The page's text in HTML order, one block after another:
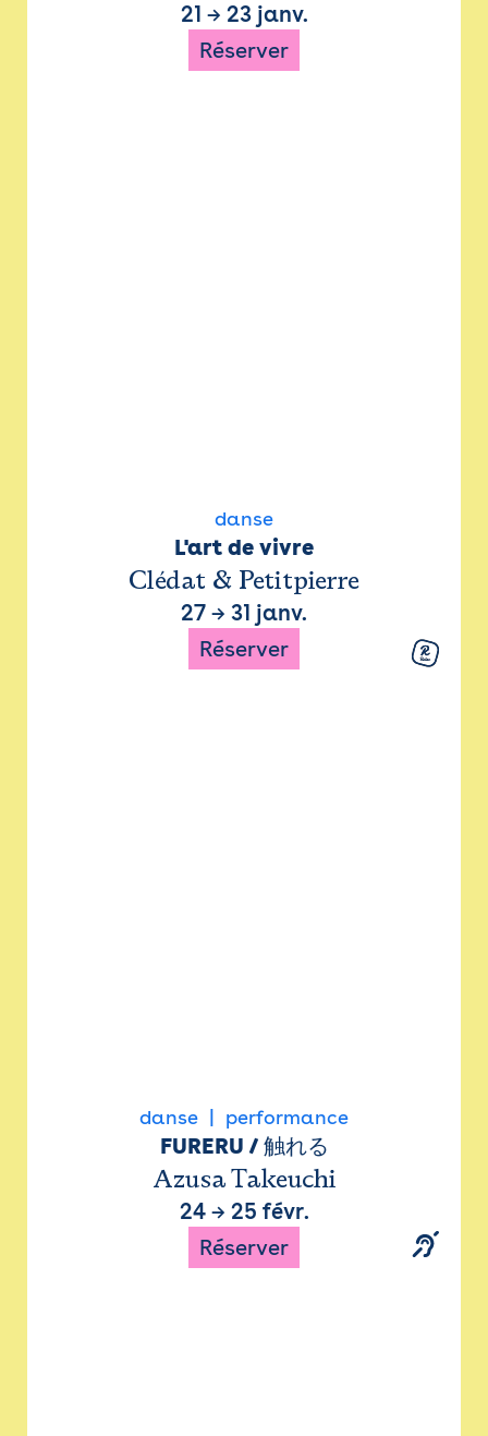
21 → 23 janv.
Réserver
danse
L'art de vivre
Clédat & Petitpierre
27 → 31 janv.
Réserver
danse performance
FURERU / 触れる
Azusa Takeuchi
24→ 25 févr.
Réserver